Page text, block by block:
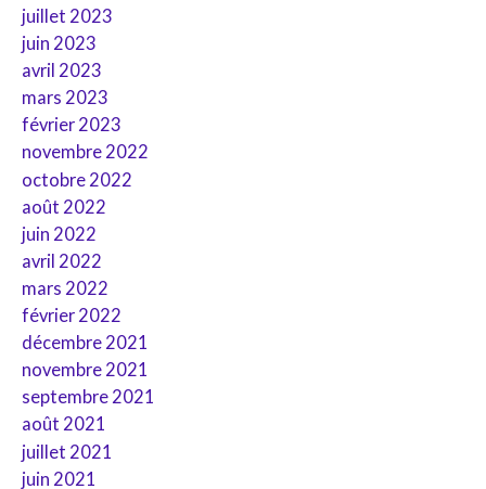
juillet 2023
juin 2023
avril 2023
mars 2023
février 2023
novembre 2022
octobre 2022
août 2022
juin 2022
avril 2022
mars 2022
février 2022
décembre 2021
novembre 2021
septembre 2021
août 2021
juillet 2021
juin 2021